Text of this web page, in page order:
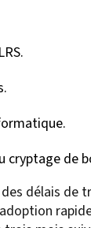
cryptage de
délais de